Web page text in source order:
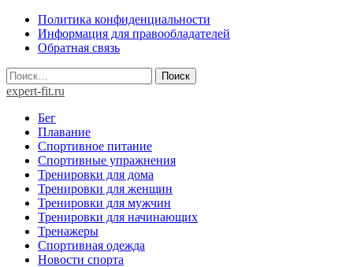
Skip
content
Политика конфиденциальности
Информация для правообладателей
Обратная связь
Найти:
expert-fit.ru
Бег
Плавание
Спортивное питание
Спортивные упражнения
Тренировки для дома
Тренировки для женщин
Тренировки для мужчин
Тренировки для начинающих
Тренажеры
Спортивная одежда
Новости спорта